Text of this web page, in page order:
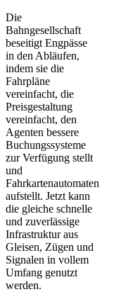
Die
Bahngesellschaft
beseitigt Engpässe
in den Abläufen,
indem sie die
Fahrpläne
vereinfacht, die
Preisgestaltung
vereinfacht, den
Agenten bessere
Buchungssysteme
zur Verfügung stellt
und
Fahrkartenautomaten
aufstellt. Jetzt kann
die gleiche schnelle
und zuverlässige
Infrastruktur aus
Gleisen, Zügen und
Signalen in vollem
Umfang genutzt
werden.